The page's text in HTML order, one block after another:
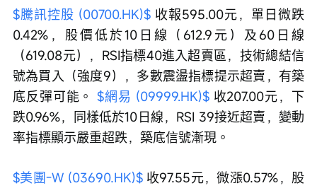
$騰訊控股 (00700.HK)$ 收報595.00元，單日微跌
0.42%，股價低於10日線（612.9元）及60日線
（619.08元），RSI指標40進入超賣區，技術總結信
號為買入（強度9），多數震盪指標提示超賣，有築
底反彈可能。 $網易 (09999.HK)$ 收207.00元，下
跌0.96%，同樣低於10日線，RSI 39接近超賣，變動
率指標顯示嚴重超跌，築底信號漸現。
$美團-W (03690.HK)$ 收97.55元，微漲0.57%，股